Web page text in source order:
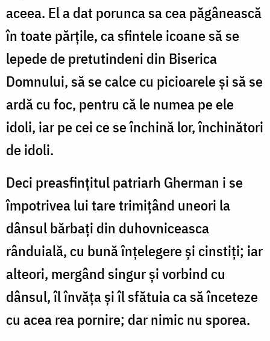
aceea. El a dat porunca sa cea păgânească
în toate părțile, ca sfintele icoane să se
lepede de pretutindeni din Biserica
Domnului, să se calce cu picioarele și să se
ardă cu foc, pentru că le numea pe ele
idoli, iar pe cei ce se închină lor, închinători
de idoli.
Deci preasfințitul patriarh Gherman i se
împotrivea lui tare trimițând uneori la
dânsul bărbați din duhovniceasca
rânduială, cu bună înțelegere și cinstiți; iar
alteori, mergând singur și vorbind cu
dânsul, îl învăța și îl sfătuia ca să înceteze
cu acea rea pornire; dar nimic nu sporea.